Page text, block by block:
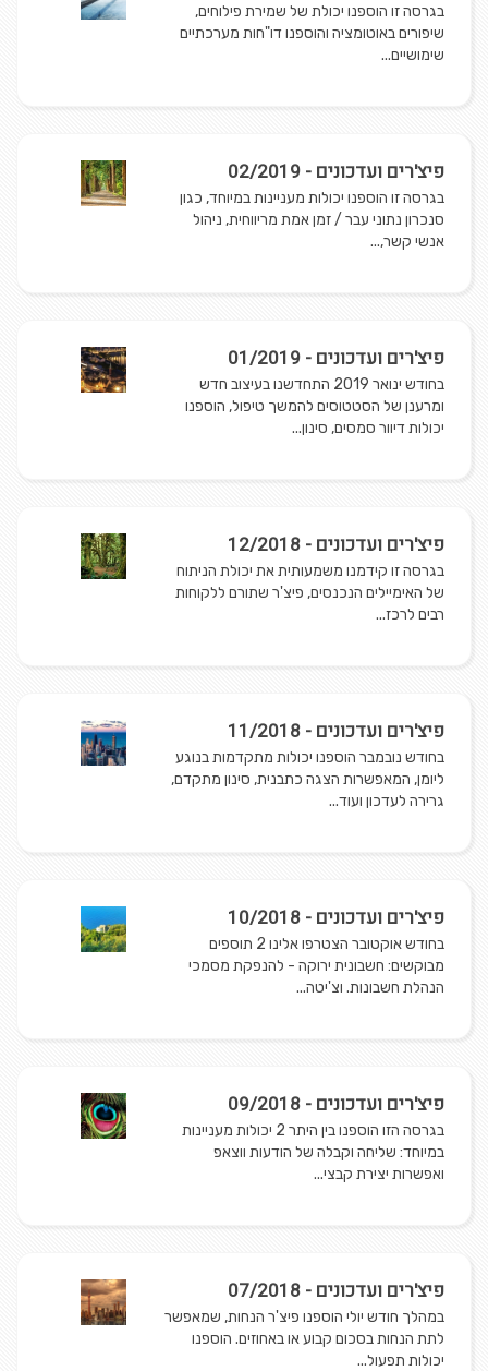
בגרסה זו הוספנו יכולת של שמירת פילוחים,
שיפורים באוטומציה והוספנו דו"חות מערכתיים
שימושיים...
פיצ'רים ועדכונים - 02/2019
בגרסה זו הוספנו יכולות מעניינות במיוחד, כגון
סנכרון נתוני עבר / זמן אמת מריווחית, ניהול
אנשי קשר,...
פיצ'רים ועדכונים - 01/2019
בחודש ינואר 2019 התחדשנו בעיצוב חדש
ומרענן של הסטטוסים להמשך טיפול, הוספנו
יכולות דיוור סמסים, סינון...
פיצ'רים ועדכונים - 12/2018
בגרסה זו קידמנו משמעותית את יכולת הניתוח
של האימיילים הנכנסים, פיצ'ר שתורם ללקוחות
רבים לרכז...
פיצ'רים ועדכונים - 11/2018
בחודש נובמבר הוספנו יכולות מתקדמות בנוגע
ליומן, המאפשרות הצגה כתבנית, סינון מתקדם,
גרירה לעדכון ועוד...
פיצ'רים ועדכונים - 10/2018
בחודש אוקטובר הצטרפו אלינו 2 תוספים
מבוקשים: חשבונית ירוקה - להנפקת מסמכי
הנהלת חשבונות. וצ'יטה...
פיצ'רים ועדכונים - 09/2018
בגרסה הזו הוספנו בין היתר 2 יכולות מעניינות
במיוחד: שליחה וקבלה של הודעות ווצאפ
ואפשרות יצירת קבצי...
פיצ'רים ועדכונים - 07/2018
במהלך חודש יולי הוספנו פיצ'ר הנחות, שמאפשר
לתת הנחות בסכום קבוע או באחוזים. הוספנו
יכולות תפעול...